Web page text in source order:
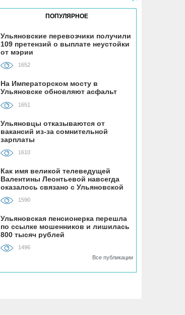
смена категорий кешбэка создает
волны спроса
06.08, 17:00
В ульяновской школе №7
устанавливают «умные» тренажёры с
QR-кодами
06.08, 16:22
В Ульяновске на месяц перекрыли
участок улицы Ефремова
06.08, 15:59
На здании травмпункта в Ульяновске
появилась мемориальная доска в
честь Рылеева
06.08, 15:29
Прокурор Теребунов нашёл
нарушения в ульяновской колонии
ПОПУЛЯРНОЕ
Ульяновские перевозчики получили
109 претензий о выплате неустойки
от мэрии
1652
На Императорском мосту в
Ульяновске обновляют асфальт
1651
Ульяновцы отказываются от
вакансий из-за сомнительной
зарплаты
1610
Как имя великой телеведущей
Валентины Леонтьевой навсегда
оказалось связано с Ульяновской
областью
1590
Ульяновская пенсионерка перешла
по ссылке мошенников и лишилась
800 тысяч рублей
1496
Все публикации